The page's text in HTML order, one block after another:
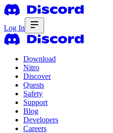
Log In
Download
Nitro
Discover
Quests
Safety
Support
Blog
Developers
Careers